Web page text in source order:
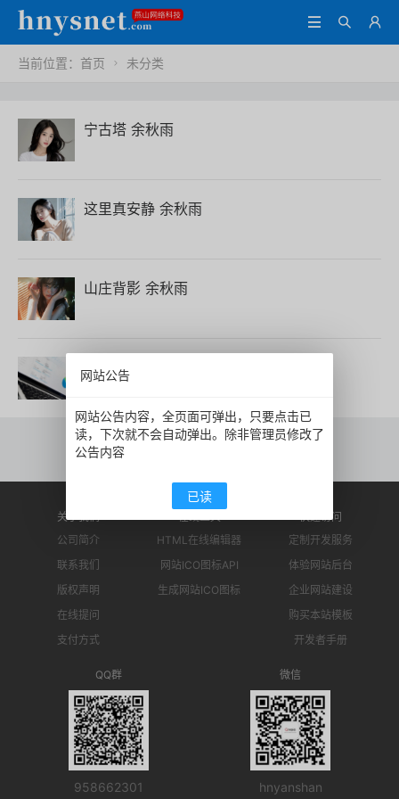



当前位置： 首页  未分类
宁古塔 余秋雨
这里真安静 余秋雨
山庄背影 余秋雨
欢迎使用Z-BlogPHP！
关于我们
公司简介
联系我们
版权声明
在线提问
支付方式
在线工具
HTML在线编辑器
网站ICO图标API
生成网站ICO图标
快速访问
定制开发服务
体验网站后台
企业网站建设
购买本站模板
开发者手册
QQ群
958662301
微信
hnyanshan
网站公告
网站公告内容，全页面可弹出，只要点击已
读，下次就不会自动弹出。除非管理员修改了
公告内容
已读